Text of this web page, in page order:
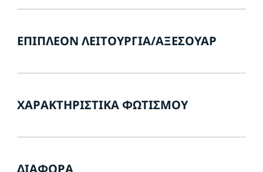
ΕΠΙΠΛΈΟΝ ΛΕΙΤΟΥΡΓΊΑ/ΑΞΕΣΟΥΆΡ
ΧΑΡΑΚΤΗΡΙΣΤΙΚΆ ΦΩΤΙΣΜΟΎ
ΔΙΆΦΟΡΑ